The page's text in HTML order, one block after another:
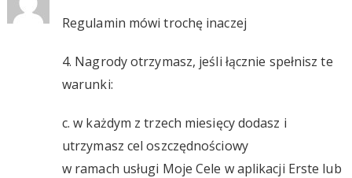
Regulamin mówi trochę inaczej
4. Nagrody otrzymasz, jeśli łącznie spełnisz te
warunki:
c. w każdym z trzech miesięcy dodasz i
utrzymasz cel oszczędnościowy
w ramach usługi Moje Cele w aplikacji Erste lub